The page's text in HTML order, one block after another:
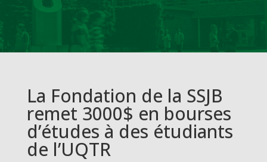
La Fondation de la SSJB
remet 3000$ en bourses
d’études à des étudiants
de l’UQTR